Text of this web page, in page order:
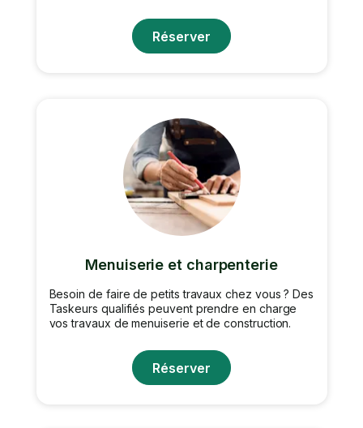
Réserver
Menuiserie et charpenterie
Besoin de faire de petits travaux chez vous ? Des
Taskeurs qualifiés peuvent prendre en charge
vos travaux de menuiserie et de construction.
Réserver